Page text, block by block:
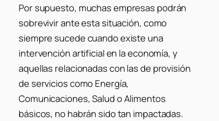
Por supuesto, muchas empresas podrán
sobrevivir ante esta situación, como
siempre sucede cuando existe una
intervención artificial en la economía, y
aquellas relacionadas con las de provisión
de servicios como Energía,
Comunicaciones, Salud o Alimentos
básicos, no habrán sido tan impactadas.